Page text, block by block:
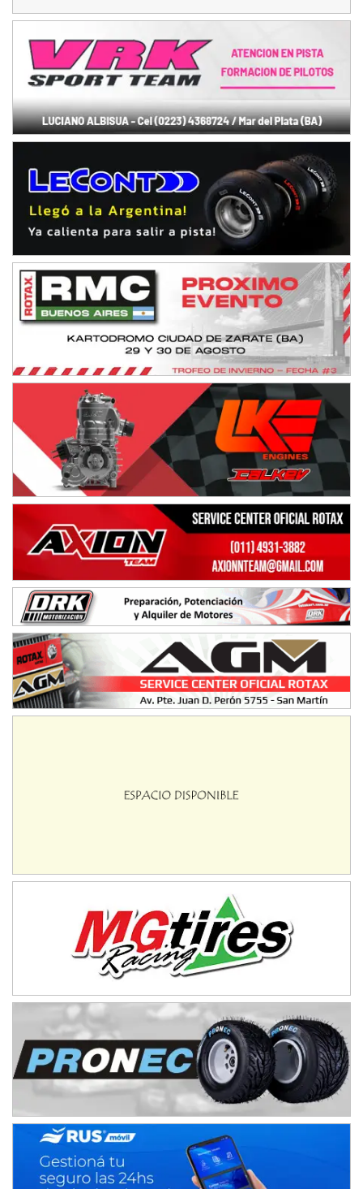
Rufino (Santa Fe)
TUCUMANO - F5
Juan Navarro (Asfalto)
El Timbó (Tucumán)